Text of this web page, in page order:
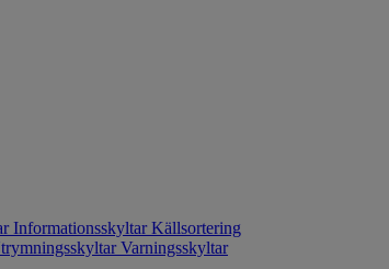
InformationsskyltarKällsortering
Varningsskyltar